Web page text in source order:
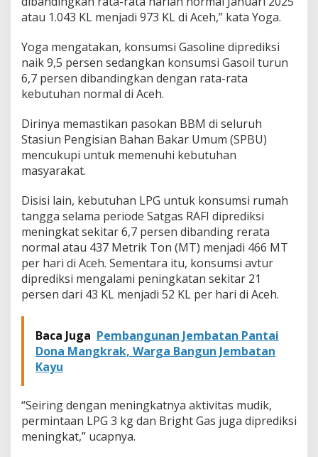
atau 1.043 KL menjadi 973 KL di Aceh,” kata Yoga.
Yoga mengatakan, konsumsi Gasoline diprediksi
naik 9,5 persen sedangkan konsumsi Gasoil turun
6,7 persen dibandingkan dengan rata-rata
kebutuhan normal di Aceh.
Dirinya memastikan pasokan BBM di seluruh
Stasiun Pengisian Bahan Bakar Umum (SPBU)
mencukupi untuk memenuhi kebutuhan
masyarakat.
Disisi lain, kebutuhan LPG untuk konsumsi rumah
tangga selama periode Satgas RAFI diprediksi
meningkat sekitar 6,7 persen dibanding rerata
normal atau 437 Metrik Ton (MT) menjadi 466 MT
per hari di Aceh. Sementara itu, konsumsi avtur
diprediksi mengalami peningkatan sekitar 21
persen dari 43 KL menjadi 52 KL per hari di Aceh.
Baca Juga Pembangunan Jembatan Pantai
Dona Mangkrak, Warga Bangun Jembatan
Kayu
“Seiring dengan meningkatnya aktivitas mudik,
permintaan LPG 3 kg dan Bright Gas juga diprediksi
meningkat,” ucapnya.